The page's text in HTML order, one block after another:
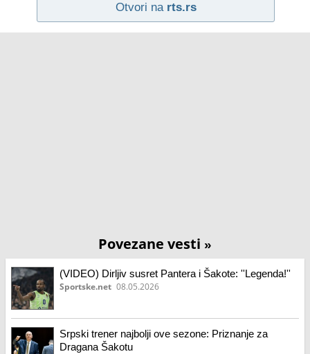
Otvori na rts.rs
Povezane vesti »
(VIDEO) Dirljiv susret Pantera i Šakote: ''Legenda!''
Sportske.net 08.05.2026
Srpski trener najbolji ove sezone: Priznanje za
Dragana Šakotu